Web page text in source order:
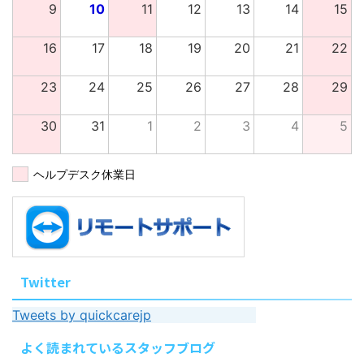
9 10 11 12 13 14 15
16 17 18 19 20 21 22
23 24 25 26 27 28 29
30 31 1 2 3 4 5
ヘルプデスク休業日
Twitter
Tweets by quickcarejp
よく読まれているスタッフブログ